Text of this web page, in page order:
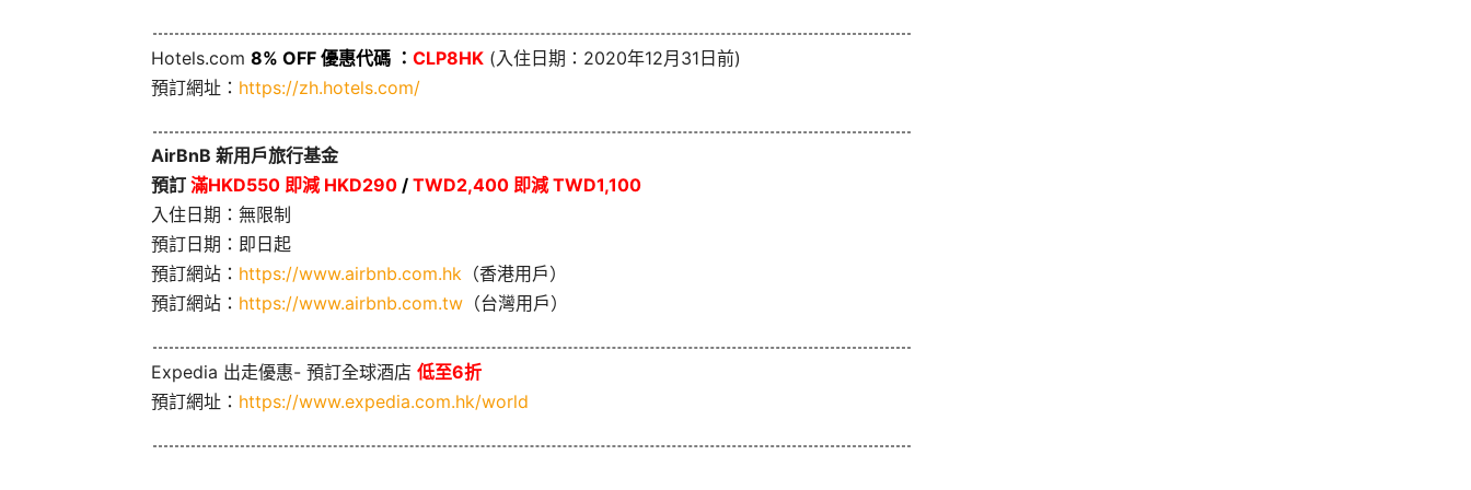
Hotels.com 8% OFF 優惠代碼 ： CLP8HK (入住日期：2020年12月31日前)
預訂網址： https://zh.hotels.com/
AirBnB 新用戶旅行基金
預訂 滿HKD550 即減 HKD290 / TWD2,400 即減 TWD1,100
入住日期：無限制
預訂日期：即日起
預訂網站： https://www.airbnb.com.hk （香港用戶）
預訂網站： https://www.airbnb.com.tw （台灣用戶）
Expedia 出走優惠- 預訂全球酒店 低至6折
預訂網址： https://www.expedia.com.hk/world